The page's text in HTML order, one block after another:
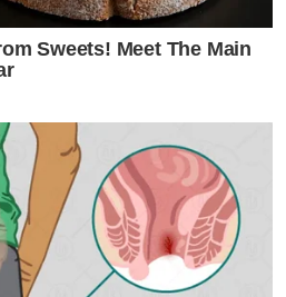
Sweets! Meet The Main